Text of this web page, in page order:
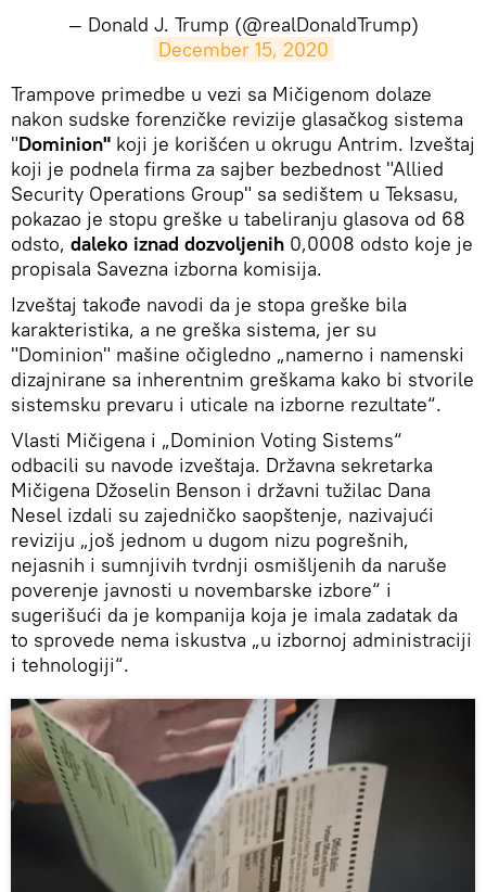
— Donald J. Trump (@realDonaldTrump)
December 15, 2020
Trampove primedbe u vezi sa Mičigenom dolaze
nakon sudske forenzičke revizije glasačkog sistema
"Dominion" koji je korišćen u okrugu Antrim. Izveštaj
koji je podnela firma za sajber bezbednost "Allied
Security Operations Group" sa sedištem u Teksasu,
pokazao je stopu greške u tabeliranju glasova od 68
odsto, daleko iznad dozvoljenih 0,0008 odsto koje je
propisala Savezna izborna komisija.
Izveštaj takođe navodi da je stopa greške bila
karakteristika, a ne greška sistema, jer su
"Dominion" mašine očigledno „namerno i namenski
dizajnirane sa inherentnim greškama kako bi stvorile
sistemsku prevaru i uticale na izborne rezultate“.
Vlasti Mičigena i „Dominion Voting Sistems“
odbacili su navode izveštaja. Državna sekretarka
Mičigena Džoselin Benson i državni tužilac Dana
Nesel izdali su zajedničko saopštenje, nazivajući
reviziju „još jednom u dugom nizu pogrešnih,
nejasnih i sumnjivih tvrdnji osmišljenih da naruše
poverenje javnosti u novembarske izbore“ i
sugerišući da je kompanija koja je imala zadatak da
to sprovede nema iskustva „u izbornoj administraciji
i tehnologiji“.